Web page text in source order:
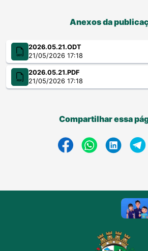
Anexos da
2026.05.21.ODT
21/05/2026 17:18
2026.05.21.PDF
21/05/2026 17:18
Compartilhar essa